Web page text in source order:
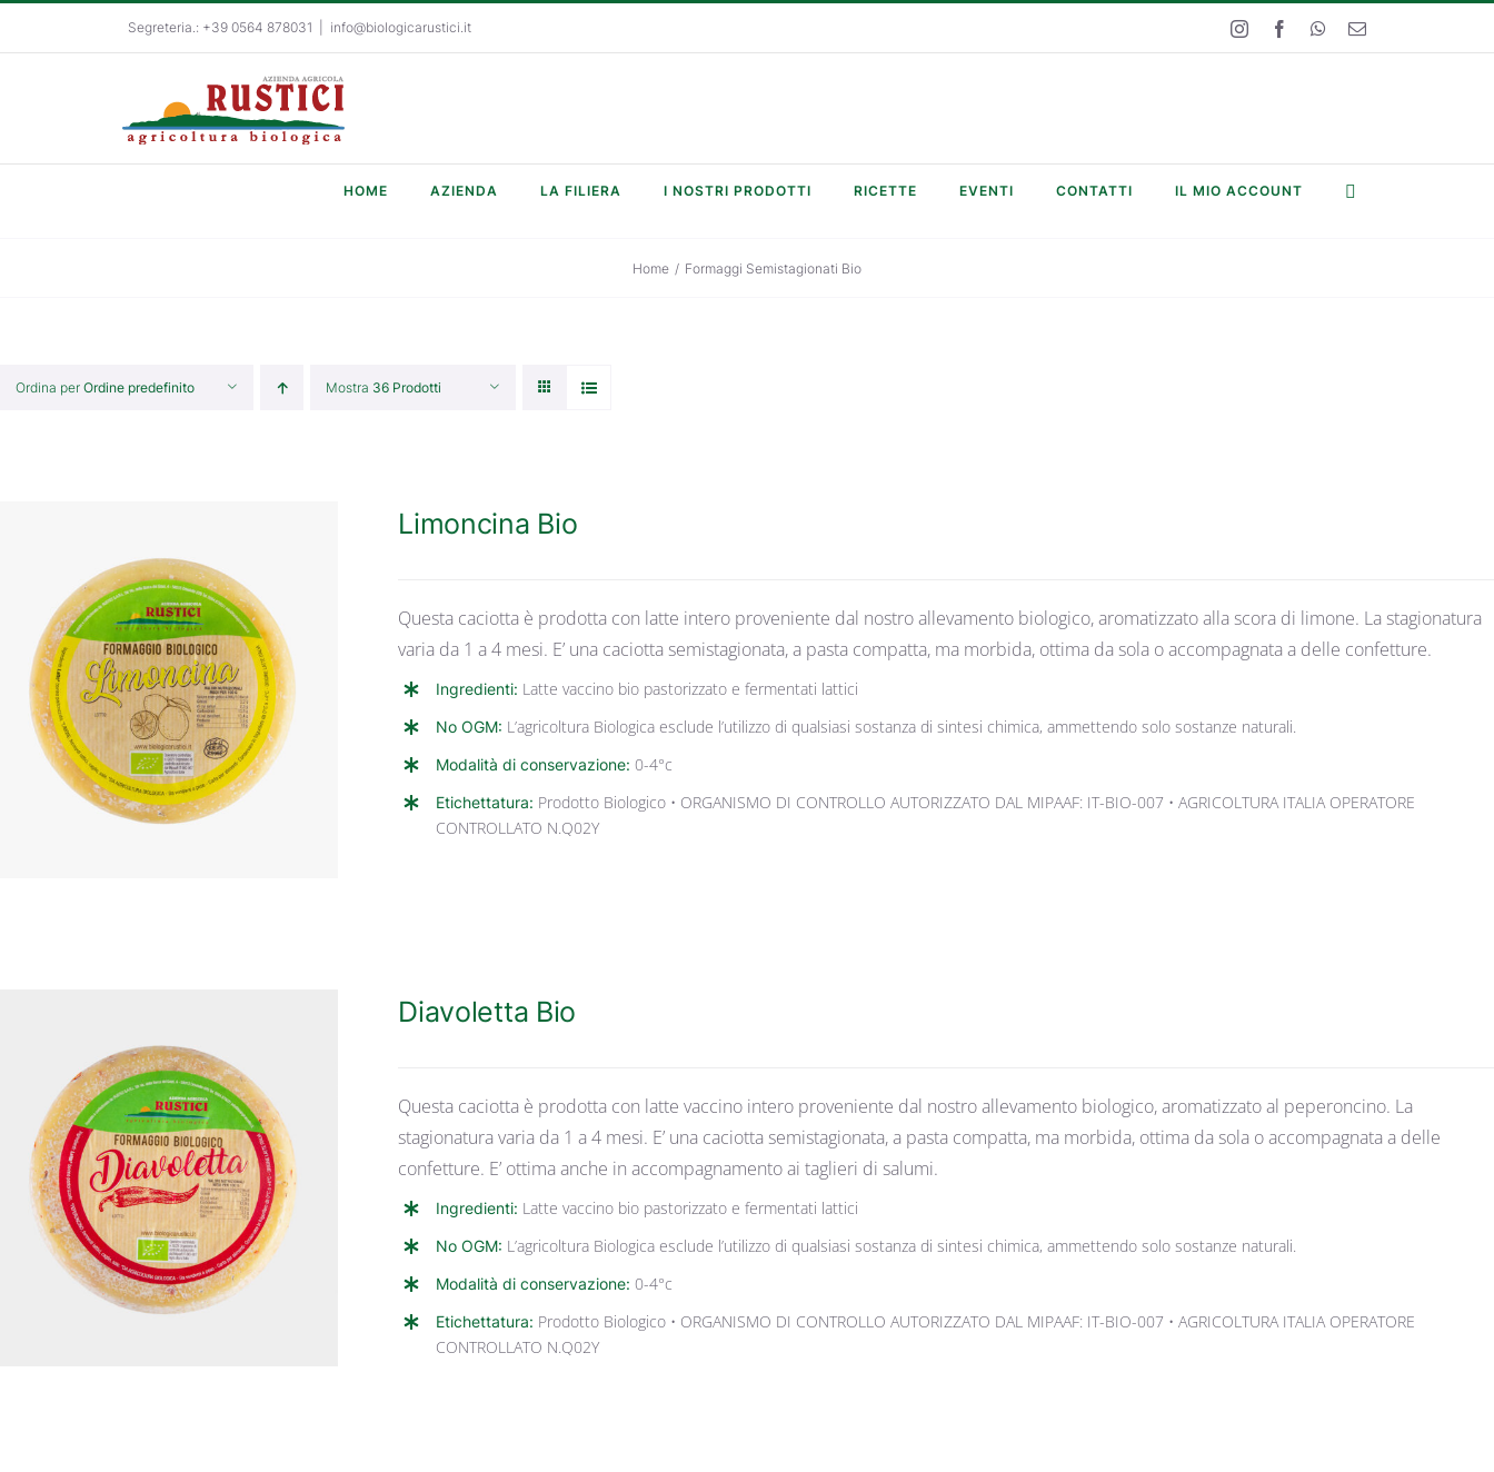
Segreteria.: +39 0564 878031 info@biologicarustici.it InstagramFacebookWhatsApp
Email
HOME AZIENDA LA FILIERA I NOSTRI PRODOTTI RICETTE EVENTI CONTATTI IL MIO ACCOUNT
Home / Formaggi Semistagionati Bio
Ordina perOrdine predefinito Mostra 36 Prodotti
ANTEPRIMA RAPIDA
Limoncina Bio
Questa caciotta è prodotta con latte intero proveniente dal nostro allevamento biologico, aromatizzato alla scora di limone. La stagionatura
varia da 1 a 4 mesi. E’ una caciotta semistagionata, a pasta compatta, ma morbida, ottima da sola o accompagnata a delle confetture.
Ingredienti: Latte vaccino bio pastorizzato e fermentati lattici
No OGM: L’agricoltura Biologica esclude l’utilizzo di qualsiasi sostanza di sintesi chimica, ammettendo solo sostanze naturali.
Modalità di conservazione: 0-4°c
Etichettatura: Prodotto Biologico • ORGANISMO DI CONTROLLO AUTORIZZATO DAL MIPAAF: IT-BIO-007 • AGRICOLTURA ITALIA OPERATORE
CONTROLLATO N.Q02Y
ANTEPRIMA RAPIDA
Diavoletta Bio
Questa caciotta è prodotta con latte vaccino intero proveniente dal nostro allevamento biologico, aromatizzato al peperoncino. La
stagionatura varia da 1 a 4 mesi. E’ una caciotta semistagionata, a pasta compatta, ma morbida, ottima da sola o accompagnata a delle
confetture. E’ ottima anche in accompagnamento ai taglieri di salumi.
Ingredienti: Latte vaccino bio pastorizzato e fermentati lattici
No OGM: L’agricoltura Biologica esclude l’utilizzo di qualsiasi sostanza di sintesi chimica, ammettendo solo sostanze naturali.
Modalità di conservazione: 0-4°c
Etichettatura: Prodotto Biologico • ORGANISMO DI CONTROLLO AUTORIZZATO DAL MIPAAF: IT-BIO-007 • AGRICOLTURA ITALIA OPERATORE
CONTROLLATO N.Q02Y